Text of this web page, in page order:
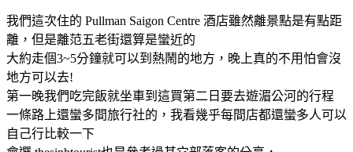
我們這次住的 Pullman Saigon Centre 酒店雖然離景點是有點距
離，但是離范五老街還算是蠻近的
大約走個3~5分鐘就可以到熱鬧的地方，晚上真的不用怕會沒
地方可以去!
第一晚我們吃完飯就坐車到這買第二日要去遊湄公河的行程
一條路上還蠻多間旅行社的，我看幾乎每間店都還蠻多人可以
自己行比較一下